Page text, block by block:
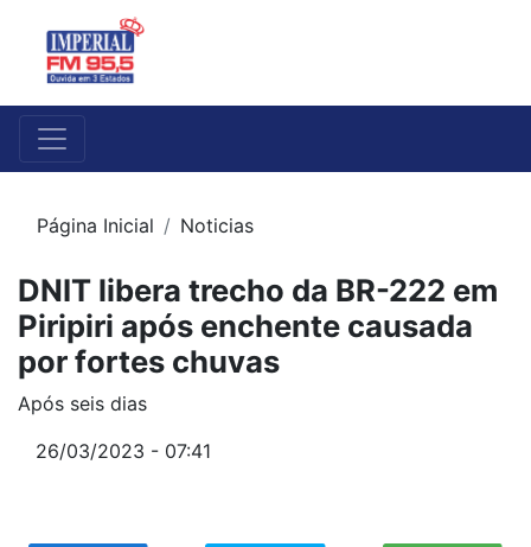
Página Inicial Noticias
DNIT libera trecho da BR-222 em
Piripiri após enchente causada
por fortes chuvas
Após seis dias
26/03/2023 - 07:41